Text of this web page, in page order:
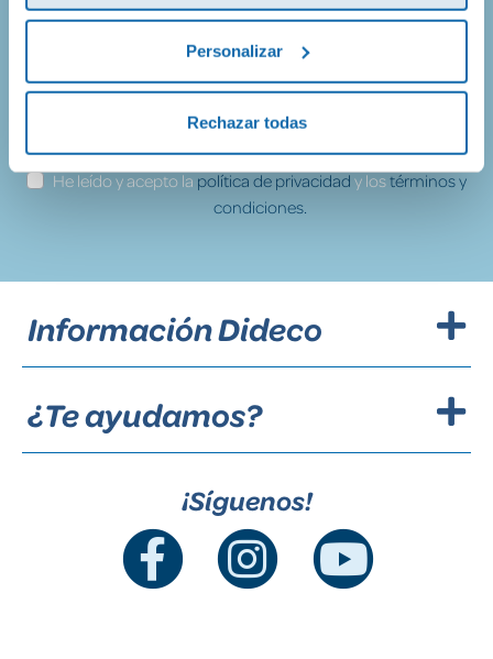
Personalizar
Rechazar todas
¡Apúntate!
He leído y acepto lapolítica de privacidady lostérminos y
condiciones.
Información Dideco
¿Te ayudamos?
¡Síguenos!